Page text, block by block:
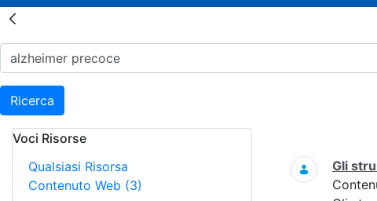
Risultati della Ricerca - Home
Ricerca
Voci Risorse
Qualsiasi Risorsa
Contenuto Web (3)
Ricerca
Gli